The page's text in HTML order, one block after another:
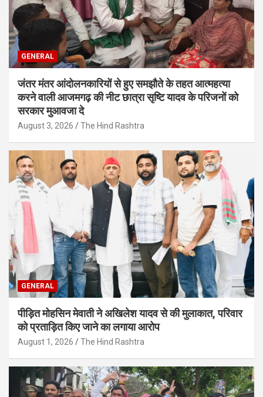
GENERAL
जंतर मंतर आंदोलनकारियों से हुए समझौते के तहत आत्महत्या
करने वाली आजमगढ़ की नीट छात्रा सृष्टि यादव के परिजनों को
सरकार मुआवजा दे
August 3, 2026 The Hind Rashtra
GENERAL
पीड़ित मोहसिन मेवाती ने अखिलेश यादव से की मुलाकात, परिवार
को प्रताड़ित किए जाने का लगाया आरोप
August 1, 2026 The Hind Rashtra